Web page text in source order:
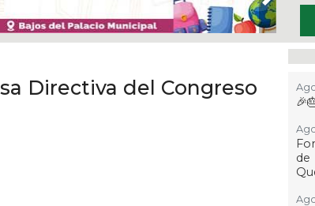
Next
Directiva del Congreso